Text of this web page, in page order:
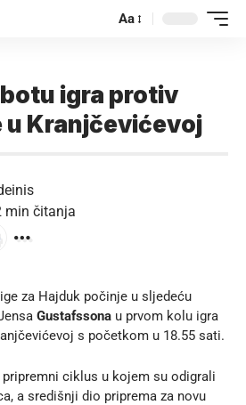
Aa
igra protiv
u Kranjčevićevoj
min čitanja
za Hajduk počinje u sljedeću
Gustafssona u prvom kolu igra
s početkom u 18.55 sati.
ciklus u kojem su odigrali
a središnji dio priprema za novu